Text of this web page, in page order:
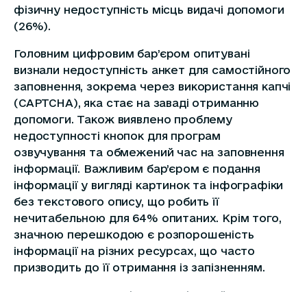
фізичну недоступність місць видачі допомоги
(26%).
Головним цифровим бар’єром опитувані
визнали недоступність анкет для самостійного
заповнення, зокрема через використання капчі
(CAPTCHA), яка стає на заваді отриманню
допомоги. Також виявлено проблему
недоступності кнопок для програм
озвучування та обмежений час на заповнення
інформації. Важливим бар’єром є подання
інформації у вигляді картинок та інфографіки
без текстового опису, що робить її
нечитабельною для 64% опитаних. Крім того,
значною перешкодою є розпорошеність
інформації на різних ресурсах, що часто
призводить до її отримання із запізненням.